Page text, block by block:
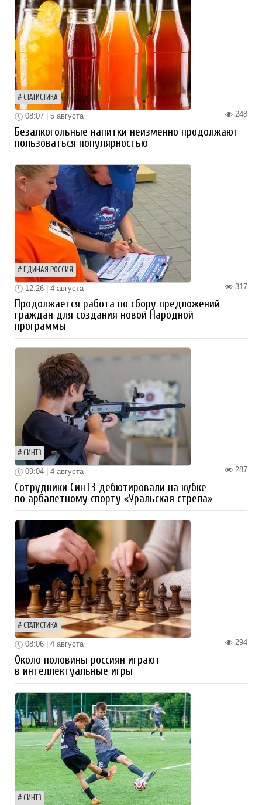
СТАТИСТИКА
248
08:07 | 5 августа
Безалкогольные напитки неизменно продолжают
пользоваться популярностью
ЕДИНАЯ РОССИЯ
317
12:26 | 4 августа
Продолжается работа по сбору предложений
граждан для создания новой Народной
программы
СИНТЗ
287
09:04 | 4 августа
Сотрудники СинТЗ дебютировали на кубке
по арбалетному спорту «Уральская стрела»
СТАТИСТИКА
294
08:06 | 4 августа
Около половины россиян играют
в интеллектуальные игры
СИНТЗ